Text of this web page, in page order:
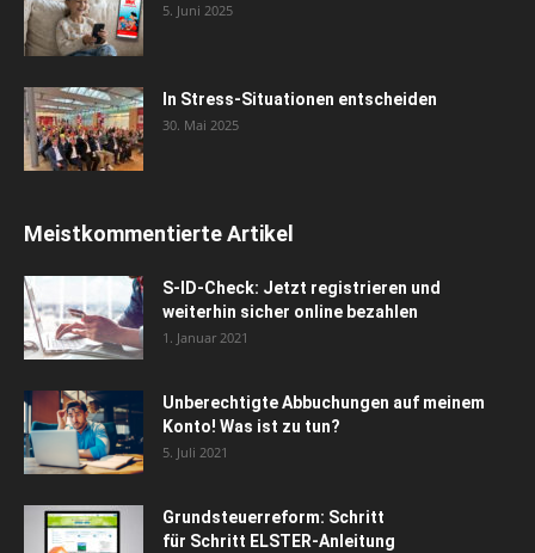
5. Juni 2025
In Stress-Situationen entscheiden
30. Mai 2025
Meistkommentierte Artikel
S-ID-Check: Jetzt registrieren und
weiterhin sicher online bezahlen
1. Januar 2021
Unberechtigte Abbuchungen auf meinem
Konto! Was ist zu tun?
5. Juli 2021
Grundsteuerreform: Schritt
für Schritt ELSTER-Anleitung